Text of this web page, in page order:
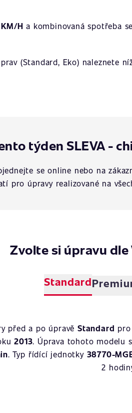
KM/H a kombinovaná spotřeba
(Standard, Eko) naleznete
týden SLEVA -
se online nebo na
pro úpravy realizované na
Zvolte si úpravu
Standard
před a po úpravě Standard
2013. Úprava tohoto modelu
. Typ řídící jednotky 38770-
2